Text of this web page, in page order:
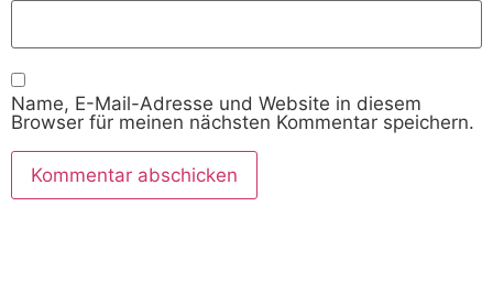
Name, E-Mail-Adresse und Website in diesem
Browser für meinen nächsten Kommentar speichern.